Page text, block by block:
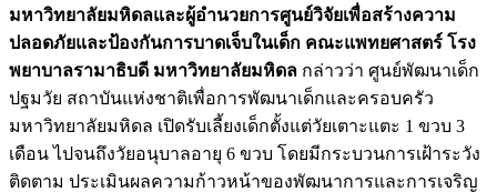
มหาวิทยาลัยมหิดลและผู้อำนวยการศูนย์วิจัยเพื่อสร้างความ
ปลอดภัยและป้องกันการบาดเจ็บในเด็ก คณะแพทยศาสตร์ โรง
พยาบาลรามาธิบดี มหาวิทยาลัยมหิดล กล่าวว่า ศูนย์พัฒนาเด็ก
ปฐมวัย สถาบันแห่งชาติเพื่อการพัฒนาเด็กและครอบครัว
มหาวิทยาลัยมหิดล เปิดรับเลี้ยงเด็กตั้งแต่วัยเตาะแตะ 1 ขวบ 3
เดือน ไปจนถึงวัยอนุบาลอายุ 6 ขวบ โดยมีกระบวนการเฝ้าระวัง
ติดตาม ประเมินผลความก้าวหน้าของพัฒนาการและการเจริญ